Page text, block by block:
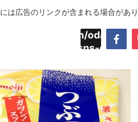
は広告のリンクが含まれる場合があ
/home/daimyoojin/
content/plugins/sns-count-